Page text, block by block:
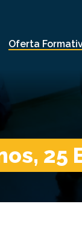
Oferta
25